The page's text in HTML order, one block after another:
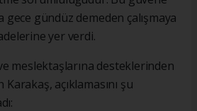
gece gündüz demeden çalışmaya
yer verdi.
meslektaşlarına desteklerinden
açıklamasını şu